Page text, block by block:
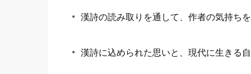
漢詩の読み取りを通して、作者の気持ち
漢詩に込められた思いと、現代に生きる